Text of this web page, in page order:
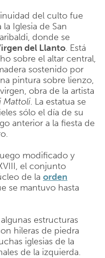
del culto fue
Iglesia de San
donde se
del Llanto. Está
sobre el altar central,
sostenido por
pintura sobre lienzo,
obra de la artista
Mattoli. La estatua se
sólo el día de su
anterior a la fiesta de
modificado y
el conjunto
de la orden
se mantuvo hasta
estructuras
hileras de piedra
iglesias de la
de la izquierda.